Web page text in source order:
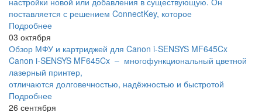
поставляется с решением ConnectKey, которое
Подробнее
03 октября
Обзор МФУ и картриджей для Canon i-SENSYS MF645Cx
Canon i-SENSYS MF645Cx – многофункциональный цветной
лазерный принтер,
отличаются долговечностью, надёжностью и быстротой
Подробнее
26 сентября